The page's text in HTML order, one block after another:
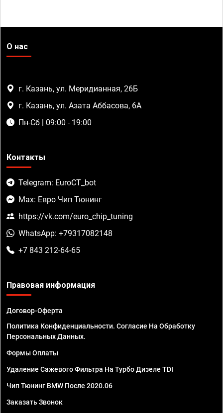
О нас
г. Казань, ул. Меридианная, 26Б
г. Казань, ул. Азата Аббасова, 6А
Пн-Сб | 09:00 - 19:00
Контакты
Telegram: EuroCT_bot
Max: Евро Чип Тюнинг
https://vk.com/euro_chip_tuning
WhatsApp: +79317082148
+7 843 212-64-65
Правовая информация
Договор-Оферта
Политика Конфиденциальности. Согласие На Обработку
Персональных Данных.
Формы Оплаты
Удаление Сажевого Фильтра На Турбо Дизеле TDI
Чип Тюнинг BMW После 2020.06
Заказать Звонок